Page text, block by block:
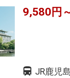
9,580円
JR鹿児